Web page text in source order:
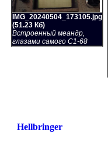
IMG_20240504_173105.jpg
(51.23 Кб)
Встроенный меандр,
глазами самого С1-68
Hellbringer